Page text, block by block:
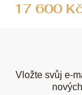
17 600
Vložte svůj e-